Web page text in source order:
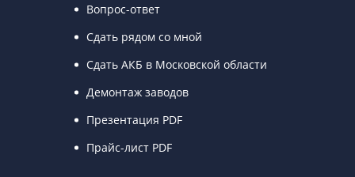
Вопрос-ответ
Сдать рядом со мной
Сдать АКБ в Московской области
Демонтаж заводов
Презентация PDF
Прайс-лист PDF